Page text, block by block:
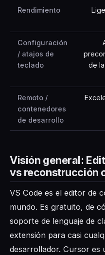
Rendimiento
Configuración
/ atajos de
teclado
de
Remoto /
contenedores
de desarrollo
Visión general:
vs reconstrucción
VS Code es el editor de
mundo. Es gratuito, de
soporte de lenguaje de
extensión para casi
desarrollador. Cursor es